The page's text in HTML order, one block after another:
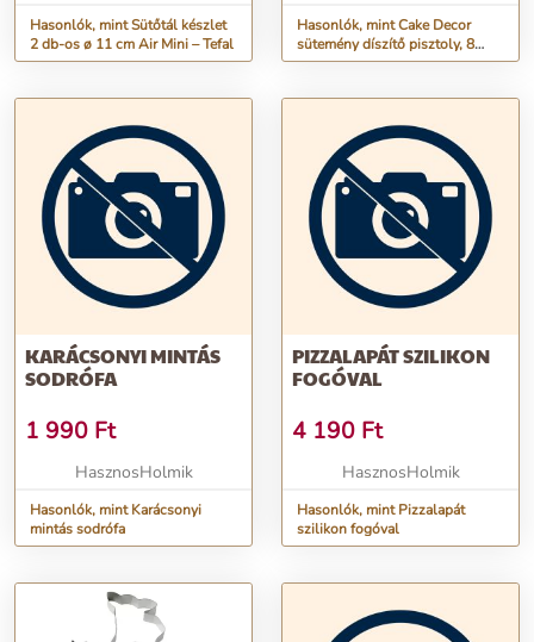
Hasonlók, mint Sütőtál készlet
2 db-os ø 11 cm Air Mini – Tefal
Hasonlók, mint Cake Decor
sütemény díszítő pisztoly, 8
fejjel - Metaltex
KARÁCSONYI MINTÁS
SODRÓFA
1 990 Ft
HasznosHolmik
Hasonlók, mint Karácsonyi
mintás sodrófa
PIZZALAPÁT SZILIKON
FOGÓVAL
4 190 Ft
HasznosHolmik
Hasonlók, mint Pizzalapát
szilikon fogóval